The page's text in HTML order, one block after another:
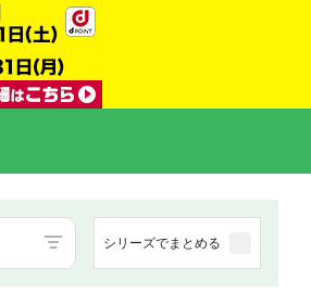
シリーズでまとめる